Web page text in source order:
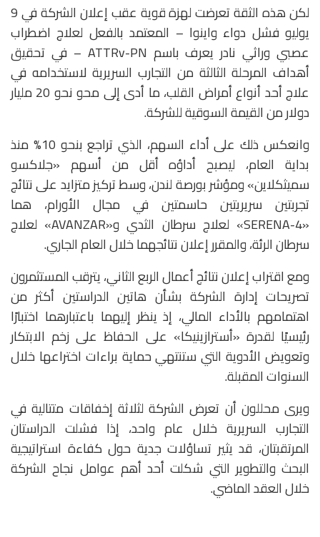
لكن هذه الثقة تعرضت لهزة قوية عقب إعلان الشركة في 9
يوليو فشل دواء واينوا – المعتمد بالفعل لعلاج اضطراب
عصبي وراثي نادر يعرف باسم ATTRv-PN – في تحقيق
أهداف المرحلة الثالثة من التجارب السريرية لاستخدامه في
علاج أحد أنواع أمراض القلب، ما أدى إلى محو نحو 20 مليار
دولار من القيمة السوقية للشركة.
وانعكس ذلك على أداء السهم، الذي تراجع بنحو 10% منذ
بداية العام، ليصبح أداؤه أقل من أسهم «جلاكسو
سميثكلاين» ومؤشر بورصة لندن، وسط تركيز متزايد على نتائج
تجربتين سريريتين حاسمتين في مجال الأورام، هما
«SERENA-4» لعلاج سرطان الثدي و«AVANZAR» لعلاج
سرطان الرئة، والمقرر إعلان نتائجهما خلال العام الجاري.
ومع اقتراب إعلان نتائج أعمال الربع الثاني، يترقب المستثمرون
تصريحات إدارة الشركة بشأن هاتين الدراستين أكثر من
اهتمامهم بالأداء المالي، إذ ينظر إليهما باعتبارهما اختبارًا
رئيسيًا لقدرة «أسترازينيكا» على الحفاظ على زخم الابتكار
وتعويض الأدوية التي ستنتهي حماية براءات اختراعها خلال
السنوات المقبلة.
ويرى محللون أن تعرض الشركة لثلاثة إخفاقات متتالية في
التجارب السريرية خلال عام واحد، إذا فشلت الدراستان
المرتقبتان، قد يثير تساؤلات جدية حول كفاءة استراتيجية
البحث والتطوير التي شكلت أحد أهم عوامل نجاح الشركة
خلال العقد الماضي.